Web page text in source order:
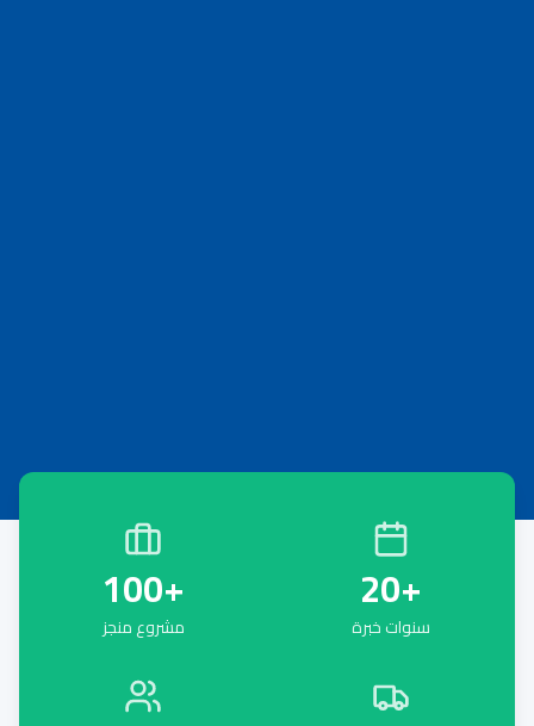
+
20
سنوات خبرة
+
100
مشروع منجز